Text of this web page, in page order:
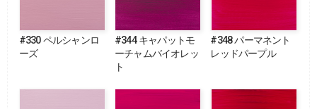
#330 ペルシャンロ
ーズ
#344 キャパットモ
ーチャムバイオレッ
ト
#348 パーマネント
レッドパープル